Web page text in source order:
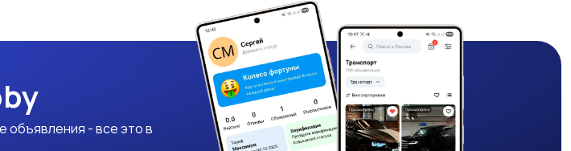
объявления - все это в